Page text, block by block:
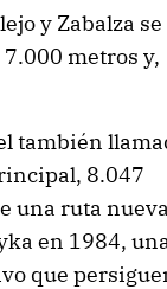
y Zabalza se
metros y,
también
8.047
una ruta
en 1984,
que